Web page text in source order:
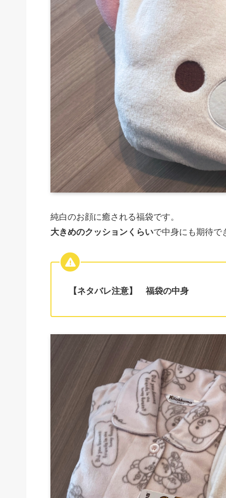
純白のお顔に癒される福袋です。
大きめのクッションくらいで中身にも期待で
【ネタバレ注意】 福袋の中身